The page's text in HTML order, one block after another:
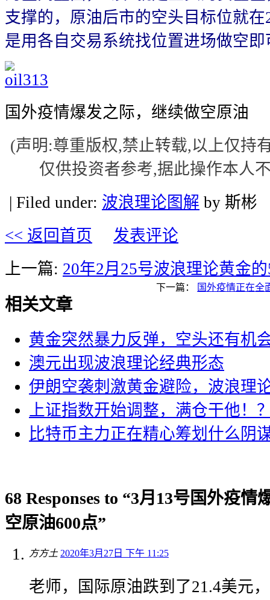
支撑的，原油后市的空头目标位就
是用各自交易系统找位置进场做空即
国外疫情爆发之际，继续做空原油
(声明:尊重版权,禁止转载,以上仅持
仅供投资者参考,据此操作本人
| Filed under: 波浪理论图解 by 斯彬
<< 返回首页
发表评论
上一篇: 20年2月25号波浪理论黄金
下一篇： 国外疫情正在全
相关文章
黄金突然暴力反弹，空头还有机
澳元出现波浪理论经典形态
伊朗空袭刺激黄金避险，波浪理
上证指数开始调整，满仓干他！
比特币主力正在精心筹划什么阴
68 Responses to “3月13号国外疫情
空原油600点”
方方土 2020年3月27日 下午 11:25
老师，国际原油跌到了21.4美元